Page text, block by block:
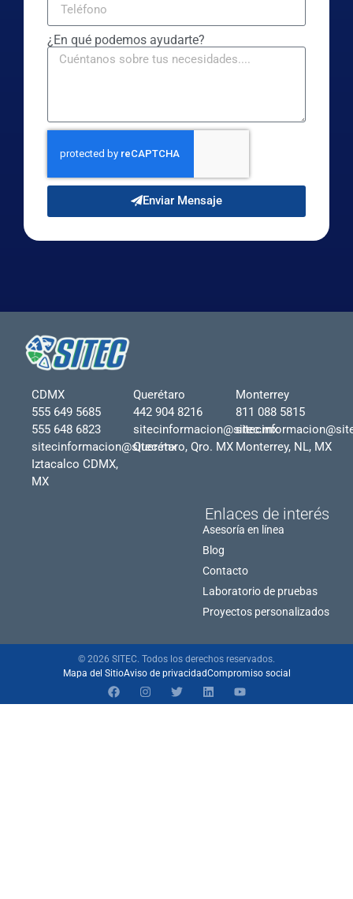
¿En qué podemos ayudarte?
Enviar Mensaje
CDMX
555 649 5685
555 648 6823
sitecinformacion@sitec.mx
Iztacalco CDMX,
MX
Querétaro
442 904 8216
sitecinformacion@sitec.mx
Querétaro, Qro. MX
Monterrey
811 088 5815
Monterrey, NL, MX
Enlaces de interés
Asesoría en línea
Blog
Contacto
Laboratorio de pruebas
Proyectos personalizados
© 2026 SITEC. Todos los derechos reservados.
Mapa del SitioAviso de privacidadCompromiso social